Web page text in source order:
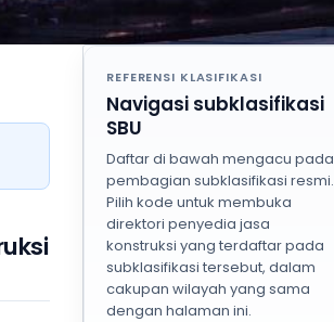
REFERENSI KLASIFIKASI
Navigasi subklasifikasi
SBU
Daftar di bawah mengacu pada
pembagian subklasifikasi resmi.
Pilih kode untuk membuka
direktori penyedia jasa
konstruksi yang terdaftar pada
subklasifikasi tersebut, dalam
cakupan wilayah yang sama
dengan halaman ini.